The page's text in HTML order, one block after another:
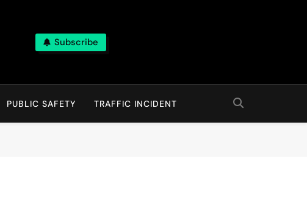
Subscribe
PUBLIC SAFETY TRAFFIC INCIDENT